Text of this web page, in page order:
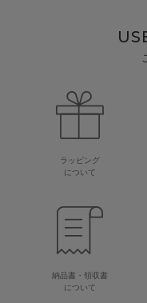
ラッピング
について
納品書・領収書
について